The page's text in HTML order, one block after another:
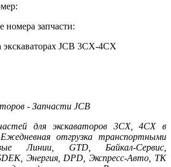
номера запчасти:
JCB 3CX-4CX
- Запчасти JCB
для экскаваторов 3CX, 4CX в
отгрузка транспортными
Линии, GTD, Байкал-Сервис,
Энергия, DPD, Экспресс-Авто, ТК